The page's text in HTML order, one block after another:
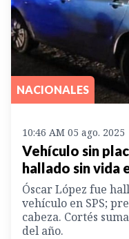
NACIONALES
10:46 AM 05 ago. 2025
Vehículo sin
hallado sin vida
Óscar López fue
vehículo en SPS;
cabeza. Cortés
del año.